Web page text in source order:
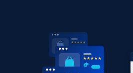
Amazon products global
products from Brands URLs